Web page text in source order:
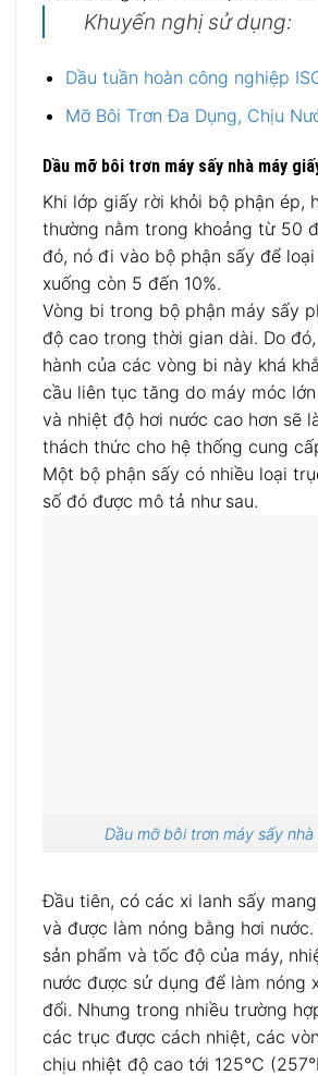
Khuyến nghị sử dụng:
Dầu tuần hoàn công nghiệp
Mỡ Bôi Trơn Đa Dụng, Chịu
Dầu mỡ bôi trơn máy sấy nhà máy
Khi lớp giấy rời khỏi bộ phận ép,
thường nằm trong khoảng từ 50
đó, nó đi vào bộ phận sấy để
xuống còn 5 đến 10%.
Vòng bi trong bộ phận máy sấy
độ cao trong thời gian dài. Do
hành của các vòng bi này khá
cầu liên tục tăng do máy móc lớn
và nhiệt độ hơi nước cao hơn sẽ
thách thức cho hệ thống cung
Một bộ phận sấy có nhiều loại
số đó được mô tả như sau.
Dầu mỡ bôi trơn máy sấy
Đầu tiên, có các xi lanh sấy
và được làm nóng bằng hơi
sản phẩm và tốc độ của máy,
nước được sử dụng để làm nóng
đổi. Nhưng trong nhiều trường
các trục được cách nhiệt, các
chịu nhiệt độ cao tới 125°C